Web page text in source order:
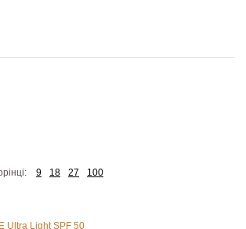
9 18 27 100